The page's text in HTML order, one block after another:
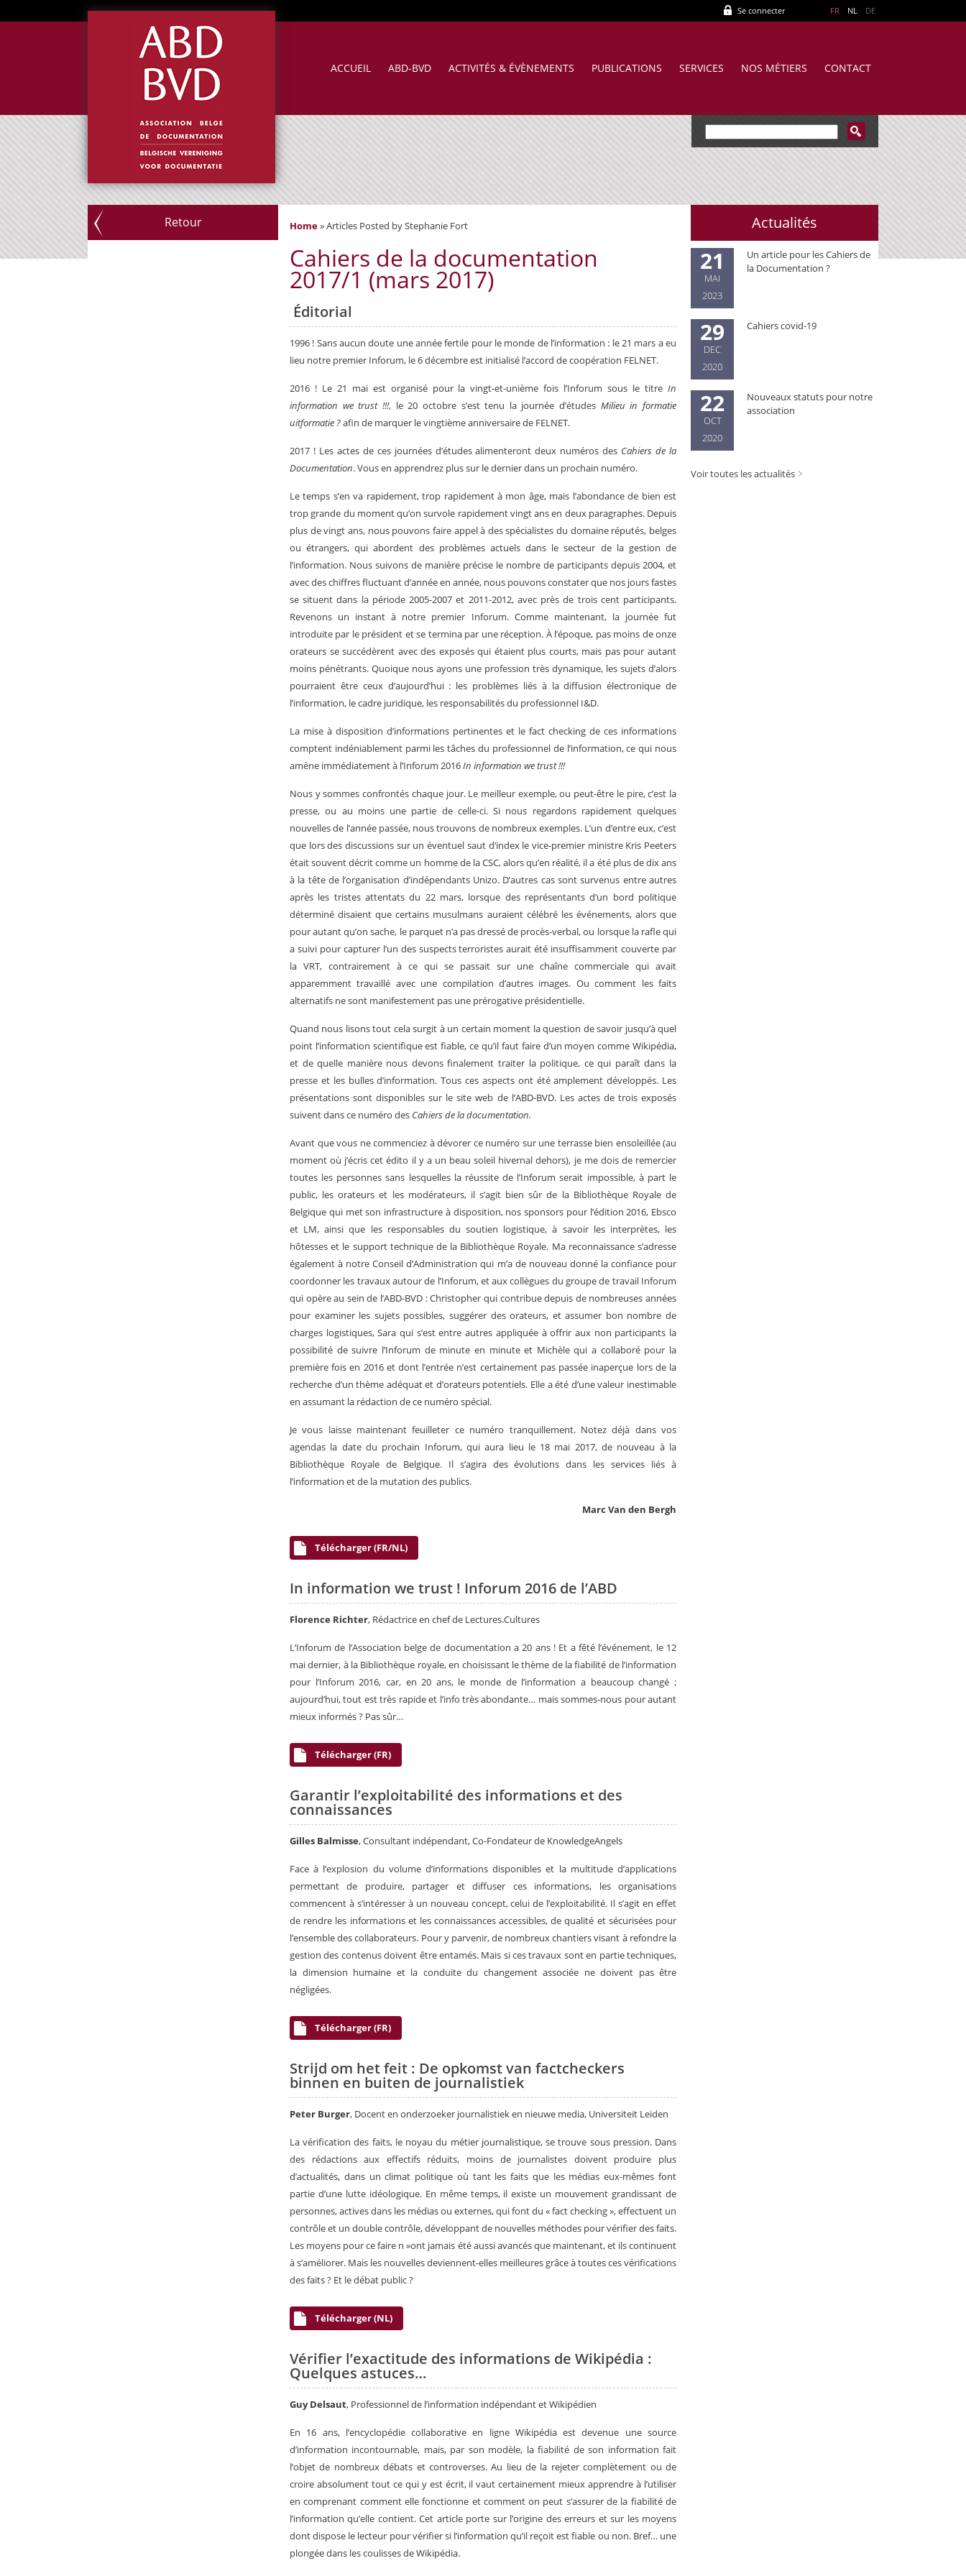
Se connecter FR NL DE
ACCUEIL ABD-BVD ACTIVITÉS & ÉVÈNEMENTS PUBLICATIONS SERVICES NOS MÉTIERS CONTACT
Retour Home»Articles Posted by Stephanie Fort
Cahiers de la documentation
2017/1 (mars 2017)
Éditorial
1996 ! Sans aucun doute une année fertile pour le monde de l’information : le 21 mars a eu
lieu notre premier Inforum, le 6 décembre est initialisé l’accord de coopération FELNET.
2016 ! Le 21 mai est organisé pour la vingt-et-unième fois l’Inforum sous le titre In
information we trust !!!, le 20 octobre s’est tenu la journée d’études Milieu in formatie
uitformatie ?afin de marquer le vingtième anniversaire de FELNET.
2017 ! Les actes de ces journées d’études alimenteront deux numéros des Cahiers de la
Documentation. Vous en apprendrez plus sur le dernier dans un prochain numéro.
Le temps s’en va rapidement, trop rapidement à mon âge, mais l’abondance de bien est
trop grande du moment qu’on survole rapidement vingt ans en deux paragraphes. Depuis
plus de vingt ans, nous pouvons faire appel à des spécialistes du domaine réputés, belges
ou étrangers, qui abordent des problèmes actuels dans le secteur de la gestion de
l’information. Nous suivons de manière précise le nombre de participants depuis 2004, et
avec des chiffres fluctuant d’année en année, nous pouvons constater que nos jours fastes
se situent dans la période 2005-2007 et 2011-2012, avec près de trois cent participants.
Revenons un instant à notre premier Inforum. Comme maintenant, la journée fut
introduite par le président et se termina par une réception. À l’époque, pas moins de onze
orateurs se succédèrent avec des exposés qui étaient plus courts, mais pas pour autant
moins pénétrants. Quoique nous ayons une profession très dynamique, les sujets d’alors
pourraient être ceux d’aujourd’hui : les problèmes liés à la diffusion électronique de
l’information, le cadre juridique, les responsabilités du professionnel I&D.
La mise à disposition d’informations pertinentes et le fact checking de ces informations
comptent indéniablement parmi les tâches du professionnel de l’information, ce qui nous
amène immédiatement à l’Inforum 2016In information we trust !!!
Nous y sommes confrontés chaque jour. Le meilleur exemple, ou peut-être le pire, c’est la
presse, ou au moins une partie de celle-ci. Si nous regardons rapidement quelques
nouvelles de l’année passée, nous trouvons de nombreux exemples. L’un d’entre eux, c’est
que lors des discussions sur un éventuel saut d’index le vice-premier ministre Kris Peeters
était souvent décrit comme un homme de la CSC, alors qu’en réalité, il a été plus de dix ans
à la tête de l’organisation d’indépendants Unizo. D’autres cas sont survenus entre autres
après les tristes attentats du 22 mars, lorsque des représentants d’un bord politique
déterminé disaient que certains musulmans auraient célébré les événements, alors que
pour autant qu’on sache, le parquet n’a pas dressé de procès-verbal, ou lorsque la rafle qui
a suivi pour capturer l’un des suspects terroristes aurait été insuffisamment couverte par
la VRT, contrairement à ce qui se passait sur une chaîne commerciale qui avait
apparemment travaillé avec une compilation d’autres images. Ou comment les faits
alternatifs ne sont manifestement pas une prérogative présidentielle.
Quand nous lisons tout cela surgit à un certain moment la question de savoir jusqu’à quel
point l’information scientifique est fiable, ce qu’il faut faire d’un moyen comme Wikipédia,
et de quelle manière nous devons finalement traiter la politique, ce qui paraît dans la
presse et les bulles d’information. Tous ces aspects ont été amplement développés. Les
présentations sont disponibles sur le site web de l’ABD-BVD. Les actes de trois exposés
suivent dans ce numéro des Cahiers de la documentation.
Avant que vous ne commenciez à dévorer ce numéro sur une terrasse bien ensoleillée (au
moment où j’écris cet édito il y a un beau soleil hivernal dehors), je me dois de remercier
toutes les personnes sans lesquelles la réussite de l’Inforum serait impossible, à part le
public, les orateurs et les modérateurs, il s’agit bien sûr de la Bibliothèque Royale de
Belgique qui met son infrastructure à disposition, nos sponsors pour l’édition 2016, Ebsco
et LM, ainsi que les responsables du soutien logistique, à savoir les interprètes, les
hôtesses et le support technique de la Bibliothèque Royale. Ma reconnaissance s’adresse
également à notre Conseil d’Administration qui m’a de nouveau donné la confiance pour
coordonner les travaux autour de l’Inforum, et aux collègues du groupe de travail Inforum
qui opère au sein de l’ABD-BVD : Christopher qui contribue depuis de nombreuses années
pour examiner les sujets possibles, suggérer des orateurs, et assumer bon nombre de
charges logistiques, Sara qui s’est entre autres appliquée à offrir aux non participants la
possibilité de suivre l’Inforum de minute en minute et Michèle qui a collaboré pour la
première fois en 2016 et dont l’entrée n’est certainement pas passée inaperçue lors de la
recherche d’un thème adéquat et d’orateurs potentiels. Elle a été d’une valeur inestimable
en assumant la rédaction de ce numéro spécial.
Je vous laisse maintenant feuilleter ce numéro tranquillement. Notez déjà dans vos
agendas la date du prochain Inforum, qui aura lieu le 18 mai 2017, de nouveau à la
Bibliothèque Royale de Belgique. Il s’agira des évolutions dans les services liés à
l’information et de la mutation des publics.
Marc Van den Bergh
Télécharger (FR/NL)
In information we trust ! Inforum 2016 de l’ABD
Florence Richter, Rédactrice en chef de Lectures.Cultures
L’Inforum de l’Association belge de documentation a 20 ans ! Et a fêté l’événement, le 12
mai dernier, à la Bibliothèque royale, en choisissant le thème de la fiabilité de l’information
pour l’Inforum 2016, car, en 20 ans, le monde de l’information a beaucoup changé ;
aujourd’hui, tout est très rapide et l’info très abondante… mais sommes-nous pour autant
mieux informés ? Pas sûr…
Télécharger (FR)
Garantir l’exploitabilité des informations et des
connaissances
Gilles Balmisse, Consultant indépendant, Co-Fondateur de KnowledgeAngels
Face à l’explosion du volume d’informations disponibles et la multitude d’applications
permettant de produire, partager et diffuser ces informations, les organisations
commencent à s’intéresser à un nouveau concept, celui de l’exploitabilité. Il s’agit en effet
de rendre les informations et les connaissances accessibles, de qualité et sécurisées pour
l’ensemble des collaborateurs. Pour y parvenir, de nombreux chantiers visant à refondre la
gestion des contenus doivent être entamés. Mais si ces travaux sont en partie techniques,
la dimension humaine et la conduite du changement associée ne doivent pas être
négligées.
Télécharger (FR)
Strijd om het feit : De opkomst van factcheckers
binnen en buiten de journalistiek
Peter Burger, Docent en onderzoeker journalistiek en nieuwe media, Universiteit Leiden
La vérification des faits, le noyau du métier journalistique, se trouve sous pression. Dans
des rédactions aux effectifs réduits, moins de journalistes doivent produire plus
d’actualités, dans un climat politique où tant les faits que les médias eux-mêmes font
partie d’une lutte idéologique. En même temps, il existe un mouvement grandissant de
personnes, actives dans les médias ou externes, qui font du « fact checking », effectuent un
contrôle et un double contrôle, développant de nouvelles méthodes pour vérifier des faits.
Les moyens pour ce faire n »ont jamais été aussi avancés que maintenant, et ils continuent
à s’améliorer. Mais les nouvelles deviennent-elles meilleures grâce à toutes ces vérifications
des faits ? Et le débat public ?
Télécharger (NL)
Vérifier l’exactitude des informations de Wikipédia :
Quelques astuces…
Guy Delsaut, Professionnel de l’information indépendant et Wikipédien
En 16 ans, l’encyclopédie collaborative en ligne Wikipédia est devenue une source
d’information incontournable, mais, par son modèle, la fiabilité de son information fait
l’objet de nombreux débats et controverses. Au lieu de la rejeter complètement ou de
croire absolument tout ce qui y est écrit, il vaut certainement mieux apprendre à l’utiliser
en comprenant comment elle fonctionne et comment on peut s’assurer de la fiabilité de
l’information qu’elle contient. Cet article porte sur l’origine des erreurs et sur les moyens
dont dispose le lecteur pour vérifier si l’information qu’il reçoit est fiable ou non. Bref… une
plongée dans les coulisses de Wikipédia.
Actualités
21
MAI
2023
Un article pour les Cahiers de
la Documentation ?
29
DEC
2020
Cahiers covid-19
22
OCT
2020
Nouveaux statuts pour notre
association
Voir toutes les actualités